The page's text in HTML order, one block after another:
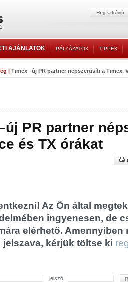
AJÁNLATOK PÁLYÁZATOK TIPPEK
| Timex –új PR partner népszerűsíti a Timex,
PR partner
és TX órákat
Az Ön által
ingyenesen, de
elérhető. Amennyiben
kérjük töltse ki
jelszó: